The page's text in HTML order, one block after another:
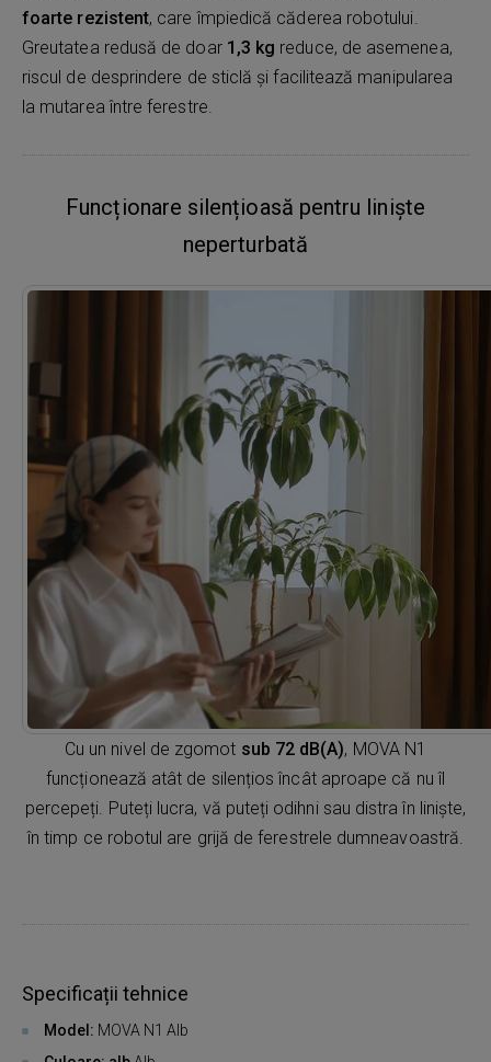
foarte rezistent, care împiedică căderea robotului.
Greutatea redusă de doar 1,3 kg reduce, de asemenea,
riscul de desprindere de sticlă și facilitează manipularea
la mutarea între ferestre.
Funcționare silențioasă pentru liniște
neperturbată
Cu un nivel de zgomot sub 72 dB(A), MOVA N1
funcționează atât de silențios încât aproape că nu îl
percepeți. Puteți lucra, vă puteți odihni sau distra în liniște,
în timp ce robotul are grijă de ferestrele dumneavoastră.
Specificații tehnice
Model: MOVA N1 Alb